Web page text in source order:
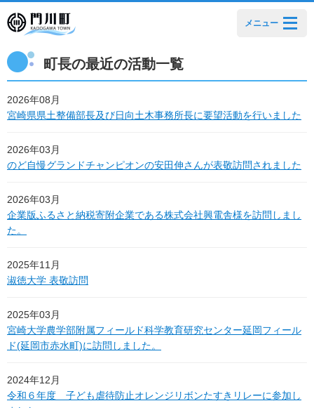
メニュー
町長の最近の活動一覧
2026年08月
宮崎県県土整備部長及び日向土木事務所長に要望活動を行いました
2026年03月
のど自慢グランドチャンピオンの安田伸さんが表敬訪問されました
2026年03月
企業版ふるさと納税寄附企業である株式会社興電舎様を訪問しまし
た。
2025年11月
淑徳大学 表敬訪問
2025年03月
宮崎大学農学部附属フィールド科学教育研究センター延岡フィール
ド(延岡市赤水町)に訪問しました。
2024年12月
令和６年度 子ども虐待防止オレンジリボンたすきリレーに参加し